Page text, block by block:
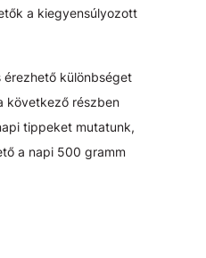
a kiegyensúlyozott
érezhető különbséget
következő részben
tippeket mutatunk,
a napi 500 gramm